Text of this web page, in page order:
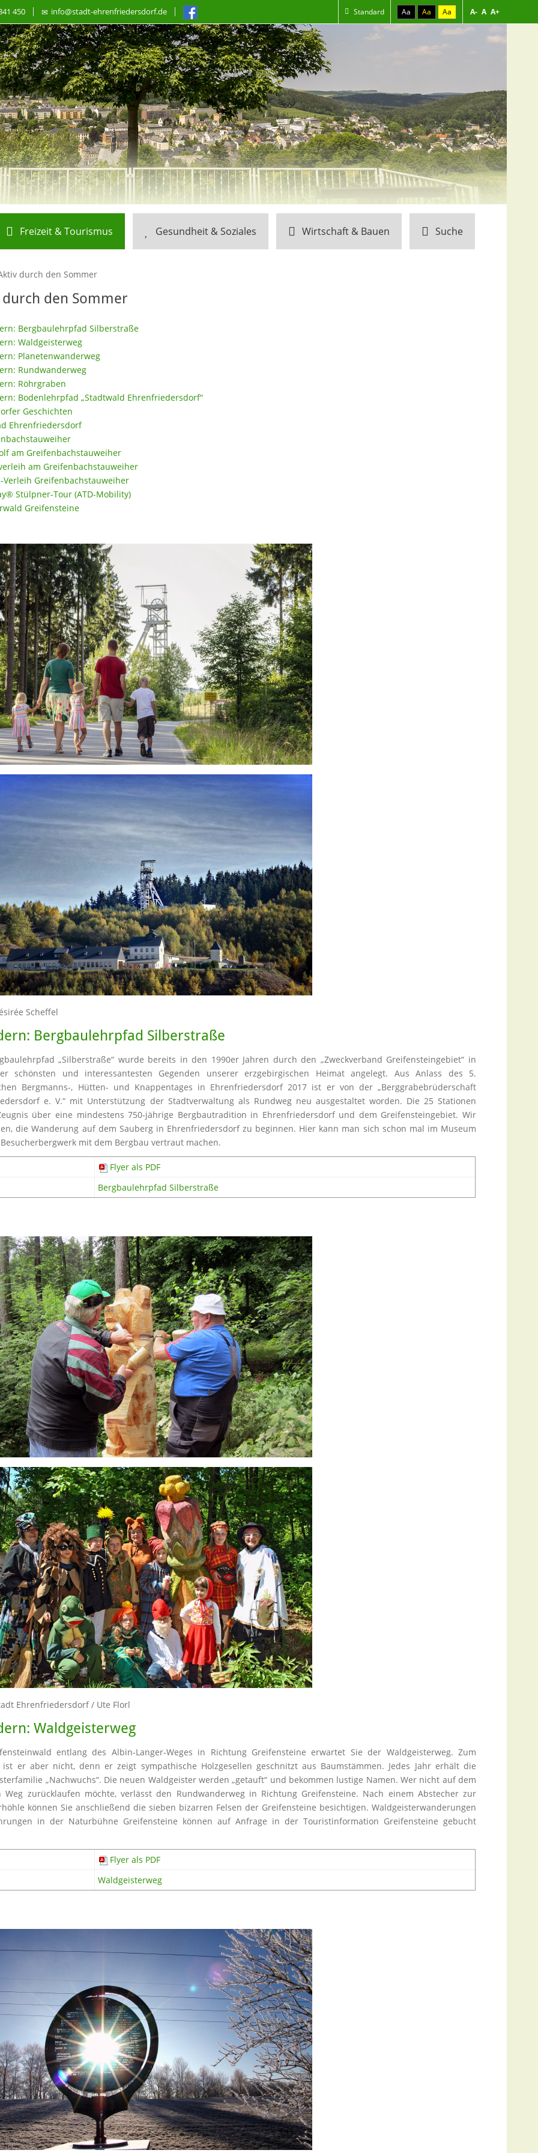
450 info@stadt-ehrenfriedersdorf.de Standard Aa Aa Aa A- A A+
Freizeit & Tourismus Gesundheit & Soziales Wirtschaft & Bauen Suche
durch den Sommer
den Sommer
Bergbaulehrpfad Silberstraße
Waldgeisterweg
Planetenwanderweg
Rundwanderweg
Röhrgraben
Bodenlehrpfad „Stadtwald Ehrenfriedersdorf“
Geschichten
Ehrenfriedersdorf
am Greifenbachstauweiher
am Greifenbachstauweiher
Verleih Greifenbachstauweiher
Stülpner-Tour (ATD-Mobility)
Greifensteine
Scheffel
Bergbaulehrpfad Silberstraße
„Silberstraße“ wurde bereits in den 1990er Jahren durch den „Zweckverband Greifensteingebiet“ in
schönsten und interessantesten Gegenden unserer erzgebirgischen Heimat angelegt. Aus Anlass des 5.
Bergmanns-, Hütten- und Knappentages in Ehrenfriedersdorf 2017 ist er von der „Berggrabebrüderschaft
e. V.“ mit Unterstützung der Stadtverwaltung als Rundweg neu ausgestaltet worden. Die 25 Stationen
über eine mindestens 750-jährige Bergbautradition in Ehrenfriedersdorf und dem Greifensteingebiet. Wir
die Wanderung auf dem Sauberg in Ehrenfriedersdorf zu beginnen. Hier kann man sich schon mal im Museum
mit dem Bergbau vertraut machen.
Flyer als PDF
Bergbaulehrpfad Silberstraße
Ehrenfriedersdorf / Ute Florl
Waldgeisterweg
entlang des Albin-Langer-Weges in Richtung Greifensteine erwartet Sie der Waldgeisterweg. Zum
ist er aber nicht, denn er zeigt sympathische Holzgesellen geschnitzt aus Baumstämmen. Jedes Jahr erhält die
„Nachwuchs“. Die neuen Waldgeister werden „getauft“ und bekommen lustige Namen. Wer nicht auf dem
Weg zurücklaufen möchte, verlässt den Rundwanderweg in Richtung Greifensteine. Nach einem Abstecher zur
können Sie anschließend die sieben bizarren Felsen der Greifensteine besichtigen. Waldgeisterwanderungen
in der Naturbühne Greifensteine können auf Anfrage in der Touristinformation Greifensteine gebucht
Flyer als PDF
Waldgeisterweg